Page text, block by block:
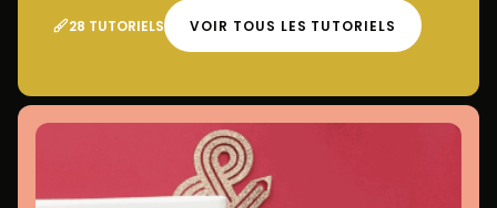
28 TUTORIELS VOIR TOUS LES TUTORIELS